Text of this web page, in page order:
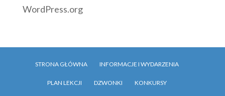
WordPress.org
STRONA GŁÓWNA INFORMACJE I WYDARZENIA
PLAN LEKCJI DZWONKI KONKURSY